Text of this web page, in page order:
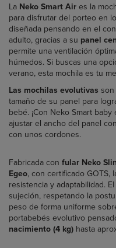
La Neko Smart Air es la
para disfrutar del porteo en
diseñada pensando en el
adulto, gracias a su panel
permite una ventilación
húmedos. Si buscas una
verano, esta mochila es tu
Las mochilas evolutivas
tamaño de su panel para
bebé. ¡Con Neko Smart
ajustar el ancho del panel
con unos cordones.
Fabricada con fular Neko
Egeo, con certificado GOTS,
resistencia y adaptabilidad.
sujeción, respetando la
peso de forma uniforme
portabebés evolutivo
nacimiento (4 kg) hasta